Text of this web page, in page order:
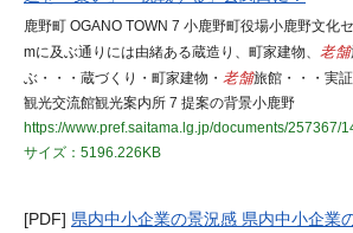
鹿野町 OGANO TOWN 7 小鹿野町役場小鹿野文化
mに及ぶ通りには由緒ある蔵造り、町家建物、 老舗
ぶ・・・蔵づくり・町家建物・ 老舗旅館・・・実
観光交流館観光案内所 7 提案の背景小鹿野
https://www.pref.saitama.lg.jp/documents/257367/
サイズ：5196.226KB
[PDF] 県内中小企業の景況感 県内中小企業